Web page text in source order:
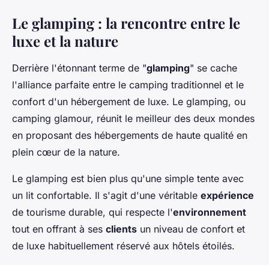
Le glamping : la rencontre entre le
luxe et la nature
Derrière l'étonnant terme de "glamping" se cache
l'alliance parfaite entre le camping traditionnel et le
confort d'un hébergement de luxe. Le glamping, ou
camping glamour, réunit le meilleur des deux mondes
en proposant des hébergements de haute qualité en
plein cœur de la nature.
Le glamping est bien plus qu'une simple tente avec
un lit confortable. Il s'agit d'une véritable expérience
de tourisme durable, qui respecte l'environnement
tout en offrant à ses clients un niveau de confort et
de luxe habituellement réservé aux hôtels étoilés.